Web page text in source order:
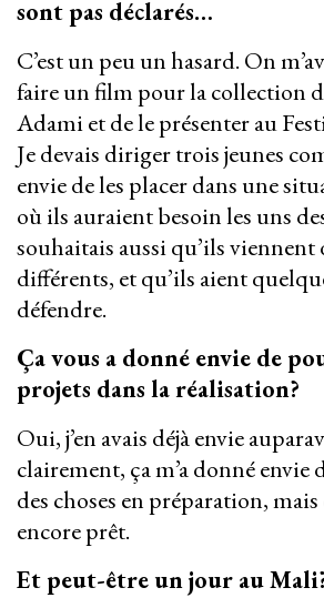
sont pas déclarés…
C’est un peu un hasard. On
faire un film pour la collection
Adami et de le présenter au
Je devais diriger trois jeunes
envie de les placer dans une
où ils auraient besoin les uns
souhaitais aussi qu’ils
différents, et qu’ils aient
défendre.
Ça vous a donné envie de
projets dans la réalisation?
Oui, j’en avais déjà envie
clairement, ça m’a donné envie
des choses en préparation, mais
encore prêt.
Et peut-être un jour au